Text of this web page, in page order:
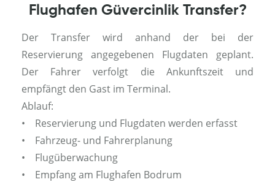
Flughafen Güvercinlik Transfer?
Der Transfer wird anhand der bei der
Reservierung angegebenen Flugdaten geplant.
Der Fahrer verfolgt die Ankunftszeit und
empfängt den Gast im Terminal.
Ablauf:
• Reservierung und Flugdaten werden erfasst
• Fahrzeug- und Fahrerplanung
• Flugüberwachung
• Empfang am Flughafen Bodrum